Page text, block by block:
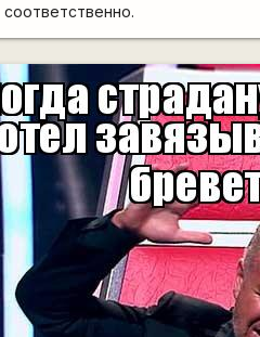
соответственно.